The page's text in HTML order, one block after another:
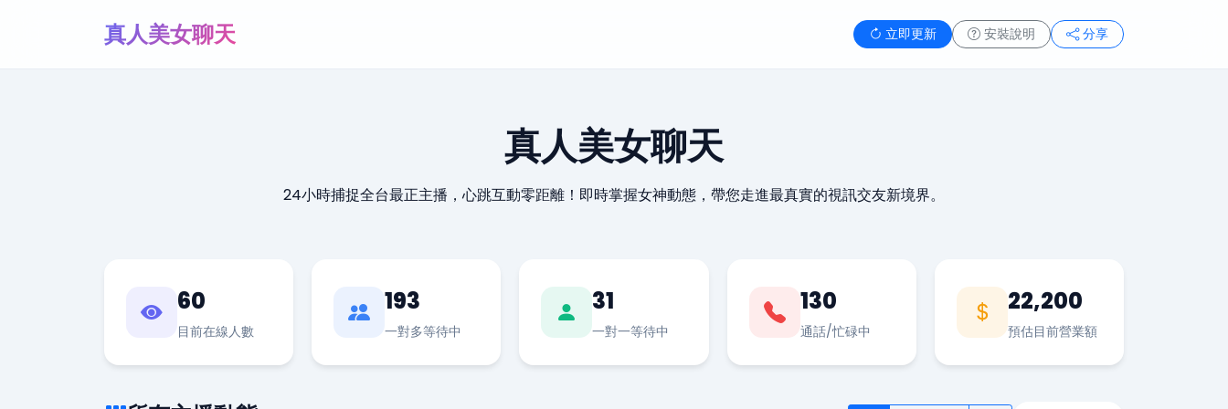
真人美女聊天 立即更新 安裝說明 分享
真人美女聊天
24小時捕捉全台最正主播，心跳互動零距離！即時掌握女神動態，帶您走進最真實的視訊交友新境界。
60
目前在線人數
193
一對多等待中
31
一對一等待中
130
通話/忙碌中
22,200
預估目前營業額